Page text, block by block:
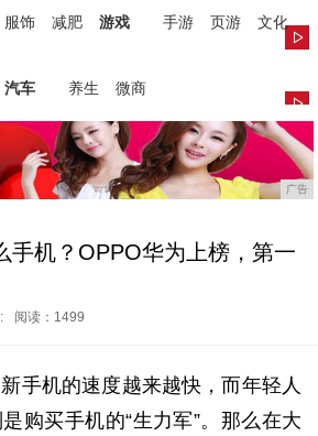
服饰 减肥 游戏 手游 页游
文化
汽车 养生 微商
广告
手机？OPPO华为上榜，第一
阅读：1499
手机的速度越来越快，而年轻人
购买手机的“生力军”。那么在大